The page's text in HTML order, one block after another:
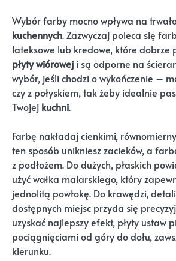
Wybór farby mocno wpływa na
kuchennych. Zazwyczaj poleca się
lateksowe lub kredowe, które dobrze
płyty wiórowej i są odporne na
wybór, jeśli chodzi o wykończenie –
czy z połyskiem, tak żeby idealnie
Twojej kuchni.
Farbę nakładaj cienkimi,
ten sposób unikniesz zacieków, a
z podłożem. Do dużych, płaskich
użyć wałka malarskiego, który
jednolitą powłokę. Do krawędzi,
dostępnych miejsc przyda się
uzyskać najlepszy efekt, płyty ustaw
pociągnięciami od góry do dołu,
kierunku.